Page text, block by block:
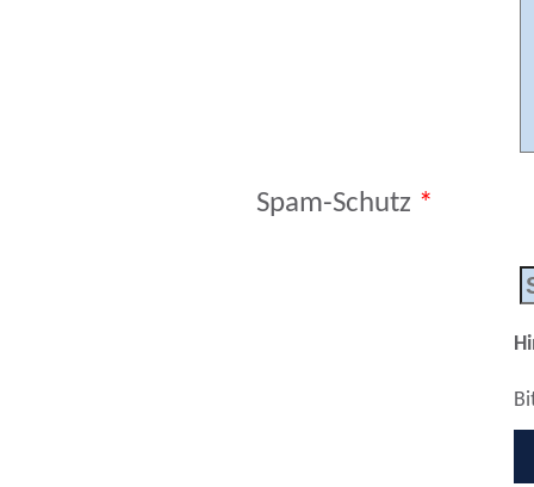
Spam-Schutz *